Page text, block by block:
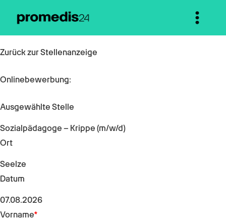
Zurück zur Stellenanzeige
Onlinebewerbung:
Ausgewählte Stelle
Sozialpädagoge – Krippe (m/w/d)
Ort
Seelze
Datum
07.08.2026
Vorname*